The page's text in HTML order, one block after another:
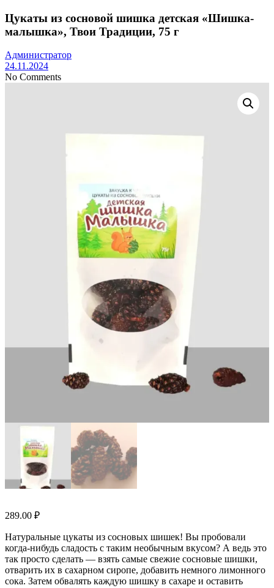
Цукаты из сосновой шишка детская «Шишка-
малышка», Твои Традиции, 75 г
Администратор
24.11.2024
No Comments
289.00 ₽
Натуральные цукаты из сосновых шишек! Вы пробовали
когда-нибудь сладость с таким необычным вкусом? А ведь это
так просто сделать — взять самые свежие сосновые шишки,
отварить их в сахарном сиропе, добавить немного лимонного
сока. Затем обвалять каждую шишку в сахаре и оставить